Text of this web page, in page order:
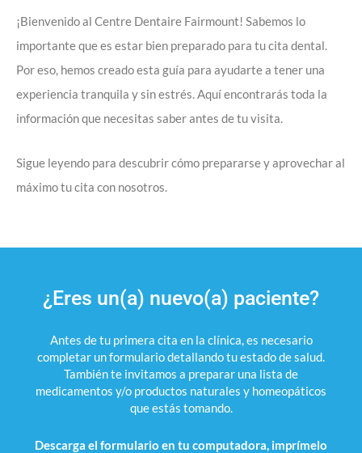
¡Bienvenido al Centre Dentaire Fairmount! Sabemos lo
importante que es estar bien preparado para tu cita dental.
Por eso, hemos creado esta guía para ayudarte a tener una
experiencia tranquila y sin estrés. Aquí encontrarás toda la
información que necesitas saber antes de tu visita.
Sigue leyendo para descubrir cómo prepararse y aprovechar al
máximo tu cita con nosotros.
¿Eres un(a) nuevo(a) paciente?
Antes de tu primera cita en la clínica, es necesario
completar un formulario detallando tu estado de salud.
También te invitamos a preparar una lista de
medicamentos y/o productos naturales y homeopáticos
que estás tomando.
Descarga el formulario en tu computadora, imprímelo